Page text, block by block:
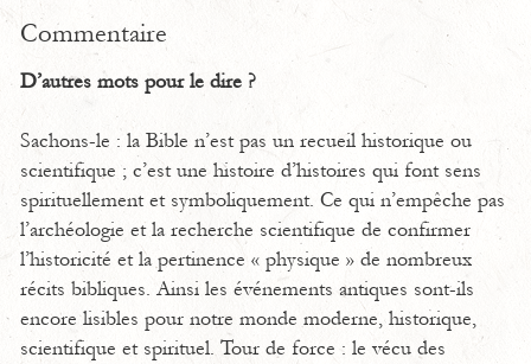
Commentaire
D’autres mots pour le dire ?
Sachons-le : la Bible n’est pas un recueil historique ou
scientifique ; c’est une histoire d’histoires qui font sens
spirituellement et symboliquement. Ce qui n’empêche pas
l’archéologie et la recherche scientifique de confirmer
l’historicité et la pertinence « physique » de nombreux
récits bibliques. Ainsi les événements antiques sont-ils
encore lisibles pour notre monde moderne, historique,
scientifique et spirituel. Tour de force : le vécu des